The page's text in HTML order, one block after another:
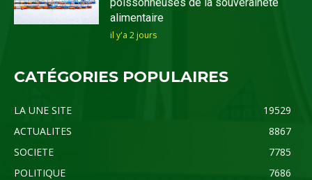
alimentaire
il y'a 2 jours
CATÉGORIES POPULAIRES
LA UNE SITE
19529
ACTUALITES
8867
SOCIETE
7785
POLITIQUE
7686